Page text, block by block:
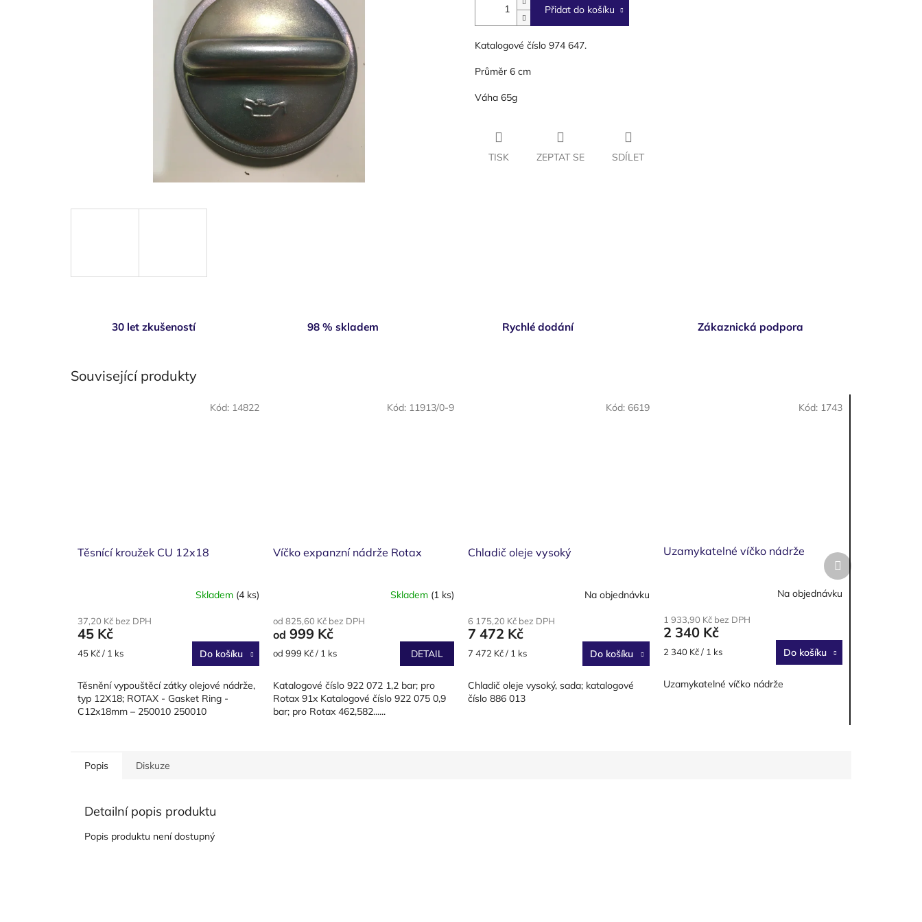
Přidat do košíku
Katalogové číslo 974 647.
Průměr 6 cm
Váha 65g
TISK ZEPTAT SE SDÍLET
30 let zkušeností 98 % skladem Rychlé dodání Zákaznická podpora
Související produkty
Těsnící kroužek CU 12x18
Skladem (4 ks)
37,20 Kč bez DPH
45 Kč
Měrná
45 Kč / 1 ks Do košíku
Těsnění vypouštěcí zátky olejové nádrže,
typ 12X18; ROTAX - Gasket Ring -
C12x18mm – 250010 250010
Kód: 14822
Víčko expanzní nádrže Rotax
Skladem (1 ks)
od 825,60 Kč bez DPH
od 999 Kč
Měrná
od 999 Kč / 1 ks DETAIL
Katalogové číslo 922 072 1,2 bar; pro
Rotax 91x Katalogové číslo 922 075 0,9
bar; pro Rotax 462,582......
Kód: 11913/0-9
Chladič oleje vysoký
Na objednávku
6 175,20 Kč bez DPH
7 472 Kč
Měrná
7 472 Kč / 1 ks Do košíku
Chladič oleje vysoký, sada; katalogové
číslo 886 013
Kód: 6619
Uzamykatelné víčko nádrže
Na objednávku
1 933,90 Kč bez DPH
2 340 Kč
Měrná
2 340 Kč / 1 ks Do košíku
Uzamykatelné víčko nádrže
Kód: 1743
Další
produkt
Popis Diskuze
Detailní popis produktu
Popis produktu není dostupný